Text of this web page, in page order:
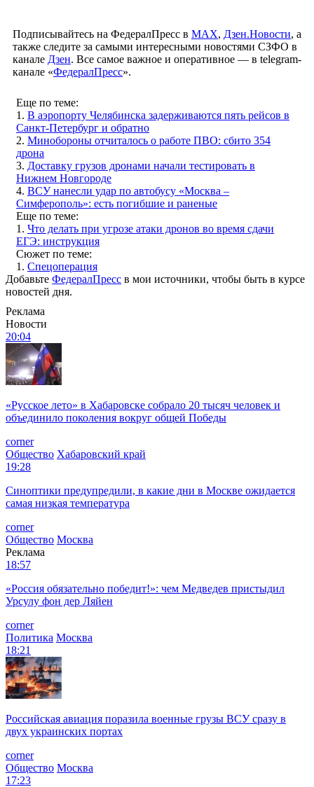
Подписывайтесь на ФедералПресс в МАХ, Дзен.Новости, а
также следите за самыми интересными новостями СЗФО в
канале Дзен. Все самое важное и оперативное — в telegram-
канале «ФедералПресс».
Еще по теме:
1. В аэропорту Челябинска задерживаются пять рейсов в
Санкт-Петербург и обратно
2. Минобороны отчиталось о работе ПВО: сбито 354
дрона
3. Доставку грузов дронами начали тестировать в
Нижнем Новгороде
4. ВСУ нанесли удар по автобусу «Москва –
Симферополь»: есть погибшие и раненые
Еще по теме:
1. Что делать при угрозе атаки дронов во время сдачи
ЕГЭ: инструкция
Сюжет по теме:
1. Спецоперация
Добавьте ФедералПресс в мои источники, чтобы быть в курсе
новостей дня.
Реклама
Новости
20:04
«Русское лето» в Хабаровске собрало 20 тысяч человек и
объединило поколения вокруг общей Победы
corner
Общество Хабаровский край
19:28
Синоптики предупредили, в какие дни в Москве ожидается
самая низкая температура
corner
Общество Москва
Реклама
18:57
«Россия обязательно победит!»: чем Медведев пристыдил
Урсулу фон дер Ляйен
corner
Политика Москва
18:21
Российская авиация поразила военные грузы ВСУ сразу в
двух украинских портах
corner
Общество Москва
17:23